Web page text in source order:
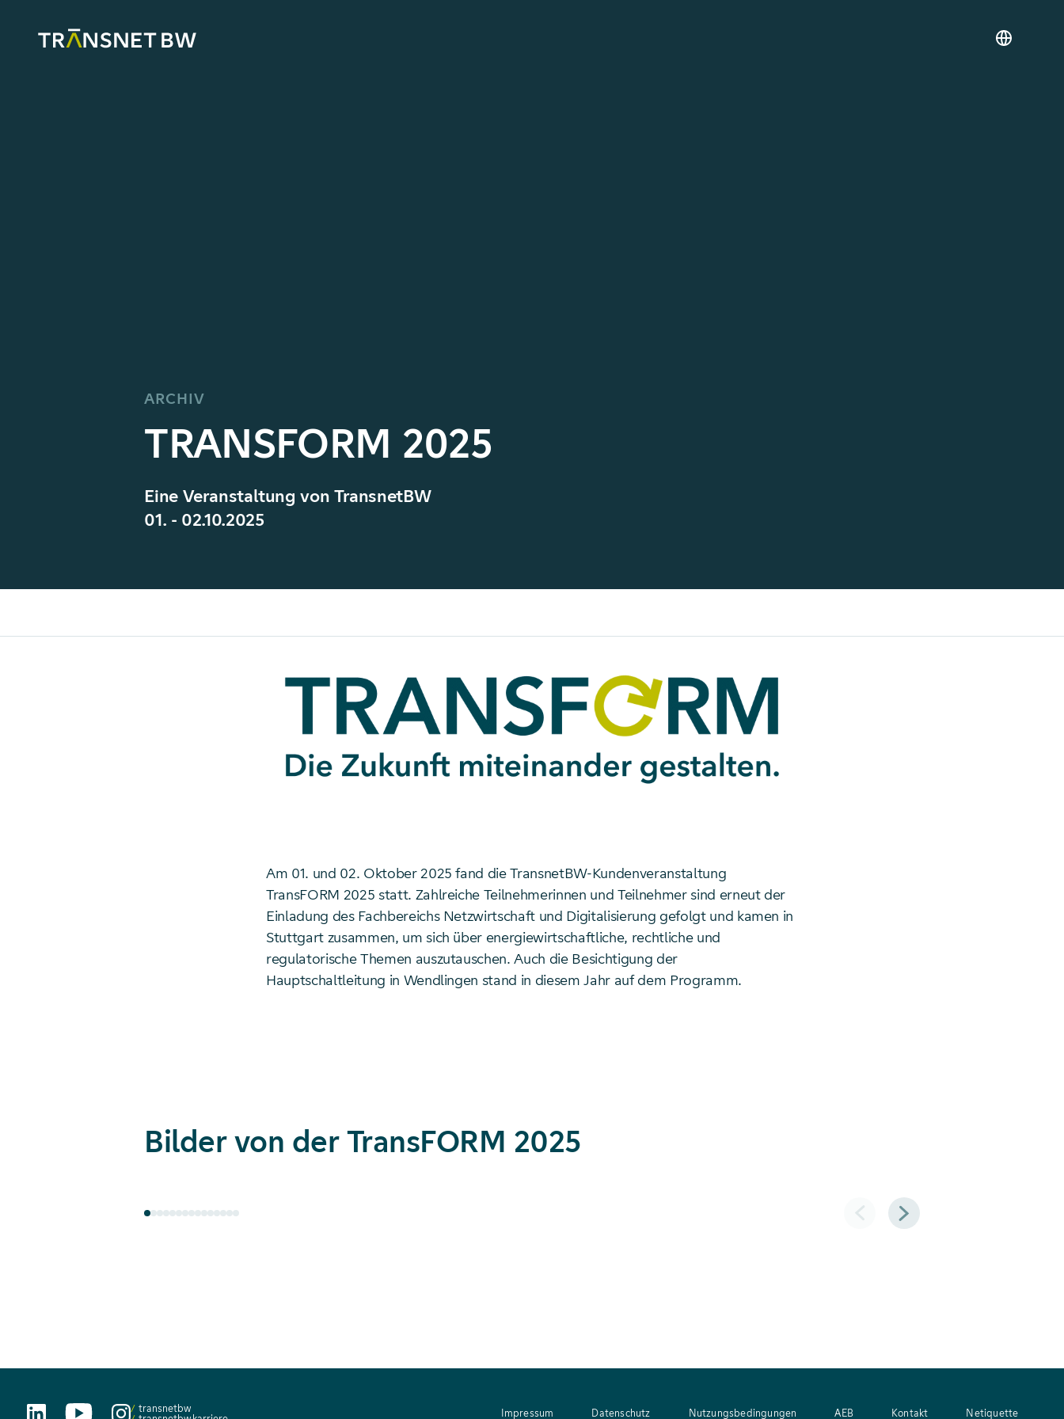
ARCHIV
TRANSFORM 2025
Eine Veranstaltung von TransnetBW
01. - 02.10.2025
Am 01. und 02. Oktober 2025 fand die TransnetBW-Kundenveranstaltung
TransFORM 2025 statt. Zahlreiche Teilnehmerinnen und Teilnehmer sind erneut der
Einladung des Fachbereichs Netzwirtschaft und Digitalisierung gefolgt und kamen in
Stuttgart zusammen, um sich über energiewirtschaftliche, rechtliche und
regulatorische Themen auszutauschen. Auch die Besichtigung der
Hauptschaltleitung in Wendlingen stand in diesem Jahr auf dem Programm.
Bilder von der TransFORM 2025
ZurückWeiter
transnetbw
Impressum Datenschutz Nutzungsbedingungen AEB Kontakt Netiquette